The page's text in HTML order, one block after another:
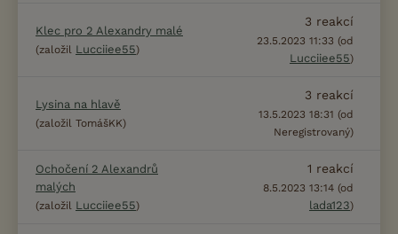
Klec pro 2 Alexandry malé
(založil Lucciiee55)
3 reakcí
23.5.2023 11:33 (od
Lucciiee55)
Lysina na hlavě
(založil TomášKK)
3 reakcí
13.5.2023 18:31 (od
Neregistrovaný)
Ochočení 2 Alexandrů
malých
(založil Lucciiee55)
1 reakcí
8.5.2023 13:14 (od
lada123)